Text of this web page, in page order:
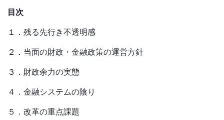
目次
１．残る先行き不透明感
２．当面の財政・金融政策の運営方針
３．財政余力の実態
４．金融システムの陰り
５．改革の重点課題